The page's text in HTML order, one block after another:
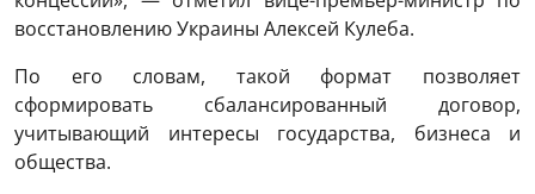
восстановлению Украины Алексей Кулеба.
По его словам, такой формат позволяет
сформировать сбалансированный договор,
учитывающий интересы государства, бизнеса и
общества.